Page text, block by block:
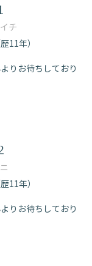
チ
11年）
りお待ちしており
11年）
りお待ちしており